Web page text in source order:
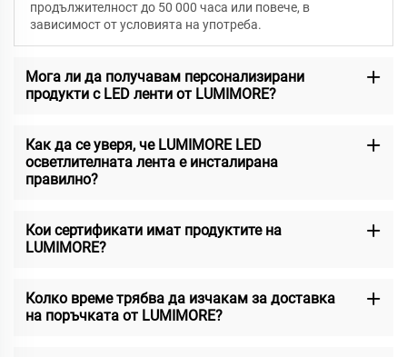
продължителност до 50 000 часа или повече, в
зависимост от условията на употреба.
Мога ли да получавам персонализирани
продукти с LED ленти от LUMIMORE?
Как да се уверя, че LUMIMORE LED
осветлителната лента е инсталирана
правилно?
Кои сертификати имат продуктите на
LUMIMORE?
Колко време трябва да изчакам за доставка
на поръчката от LUMIMORE?